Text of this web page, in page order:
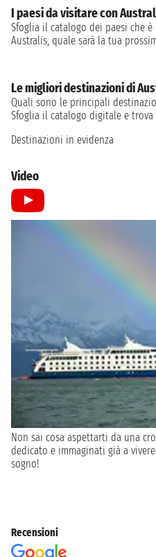
I paesi da visitare con
Sfoglia il catalogo dei paesi che
Australis, quale sarà la tua
Le migliori destinazioni di
Quali sono le principali
Sfoglia il catalogo digitale e
Destinazioni in evidenza
Video
Non sai cosa aspettarti da una
dedicato e immaginati già a
sogno!
Recensioni